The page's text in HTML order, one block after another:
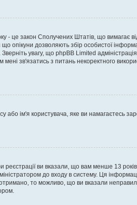
- це закон Сполучених Штатів, що вимагає
дозволяють збір особистої
увагу, що phpBB Limited
мені зв'язатись з питань некоректного
ім'я користувача, яке ви намагаєтесь
ви вказали, що вам менше 13
до входу в систему. Ця
то можливо, що ви вказали